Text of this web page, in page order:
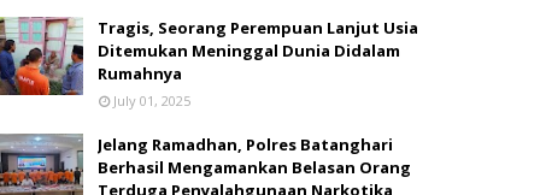
Tragis, Seorang Perempuan Lanjut Usia
Ditemukan Meninggal Dunia Didalam
Rumahnya
July 01, 2025
Jelang Ramadhan, Polres Batanghari
Berhasil Mengamankan Belasan Orang
Terduga Penyalahgunaan Narkotika